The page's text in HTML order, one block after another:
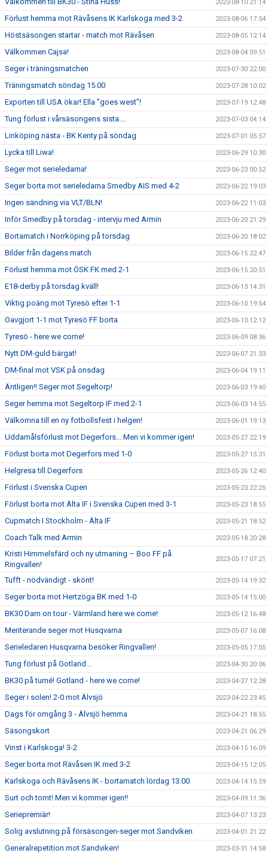
2023-08-10 21:14
Förlust hemma mot Rävåsens IK Karlskoga med 3-2 2023-08-06 17:54
Höstsäsongen startar - match mot Rävåsen 2023-08-05 12:14
Välkommen Cajsa! 2023-08-04 09:51
Seger i träningsmatchen 2023-07-30 22:00
Träningsmatch söndag 15.00 2023-07-28 10:02
Exporten till USA ökar! Ella ”goes west”! 2023-07-19 12:48
Tung förlust i vårsäsongens sista.... 2023-07-03 04:14
Linköping nästa - BK Kenty på söndag 2023-07-01 05:57
Lycka till Liwa! 2023-06-29 10:30
Seger mot serieledarna! 2023-06-23 00:52
Seger borta mot serieledarna Smedby AIS med 4-2 2023-06-22 19:03
Ingen sändning via VLT/BLN! 2023-06-22 11:03
Inför Smedby på torsdag - intervju med Armin 2023-06-20 21:29
Bortamatch i Norrköping på torsdag 2023-06-20 18:02
Bilder från dagens match 2023-06-15 22:47
Förlust hemma mot ÖSK FK med 2-1 2023-06-15 20:51
E18-derby på torsdag kväll! 2023-06-13 14:31
Viktig poäng mot Tyresö efter 1-1 2023-06-10 19:54
Oavgjort 1-1 mot Tyresö FF borta 2023-06-10 12:12
Tyresö - here we come! 2023-06-09 08:36
Nytt DM-guld bärgat! 2023-06-07 21:33
DM-final mot VSK på onsdag 2023-06-04 19:11
Äntligen!! Seger mot Segeltorp! 2023-06-03 19:40
Seger hemma mot Segeltorp IF med 2-1 2023-06-03 14:55
Välkomna till en ny fotbollsfest i helgen! 2023-06-01 19:13
Uddamålsförlust mot Degerfors... Men vi kommer igen! 2023-05-27 22:19
Förlust borta mot Degerfors med 1-0 2023-05-27 15:31
Helgresa till Degerfors 2023-05-26 12:40
Förlust i Svenska Cupen 2023-05-23 22:25
Förlust borta mot Älta IF i Svenska Cupen med 3-1 2023-05-23 18:55
Cupmatch I Stockholm - Älta IF 2023-05-21 18:52
Coach Talk med Armin 2023-05-18 20:28
Kristi Himmelsfärd och ny utmaning – Boo FF på
Ringvallen!
2023-05-17 07:21
Tufft - nödvändigt - skönt! 2023-05-14 19:32
Seger borta mot Hertzöga BK med 1-0 2023-05-14 15:00
BK30 Dam on tour - Värmland here we come! 2023-05-12 16:48
Meriterande seger mot Husqvarna 2023-05-07 16:08
Serieledaren Husqvarna besöker Ringvallen! 2023-05-05 17:05
Tung förlust på Gotland... 2023-04-30 20:06
BK30 på turné! Gotland - here we come! 2023-04-27 12:28
Seger i solen! 2-0 mot Älvsjö 2023-04-22 23:45
Dags för omgång 3 - Älvsjö hemma 2023-04-21 18:55
Säsongskort 2023-04-21 06:29
Vinst i Karlskoga! 3-2 2023-04-15 16:09
Seger borta mot Rävåsen IK med 3-2 2023-04-15 12:05
Karlskoga och Rävåsens IK - bortamatch lördag 13.00 2023-04-14 15:59
Surt och tomt! Men vi kommer igen!! 2023-04-09 11:36
Seriepremiär! 2023-04-07 13:23
Solig avslutning på försäsongen-seger mot Sandviken 2023-04-01 21:22
Generalrepetition mot Sandviken! 2023-03-31 14:58